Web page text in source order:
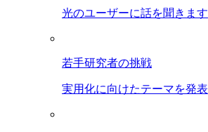
光のユーザーに話を聞きます
若手研究者の挑戦
実用化に向けたテーマを発表